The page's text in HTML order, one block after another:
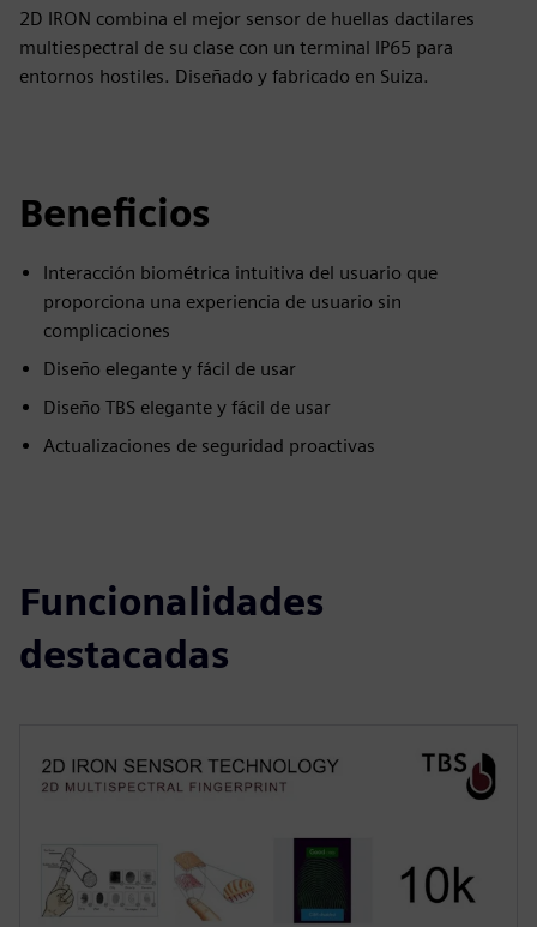
2D IRON combina el mejor sensor de huellas dactilares
multiespectral de su clase con un terminal IP65 para
entornos hostiles. Diseñado y fabricado en Suiza.
Beneficios
Interacción biométrica intuitiva del usuario que
proporciona una experiencia de usuario sin
complicaciones
Diseño elegante y fácil de usar
Diseño TBS elegante y fácil de usar
Actualizaciones de seguridad proactivas
Funcionalidades
destacadas